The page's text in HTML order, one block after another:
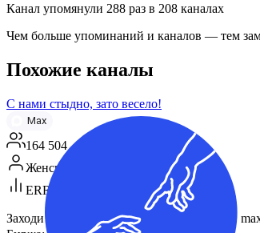
Канал упомянули 288 раз в 208 каналах
Чем больше упоминаний и каналов — тем
Похожие каналы
С нами стыдно, зато весело!
Max
164 504
Женская аудитория
ERR 19%
Заходи в Гости к Любимой БАБЕ-ЯГЕ! ツ